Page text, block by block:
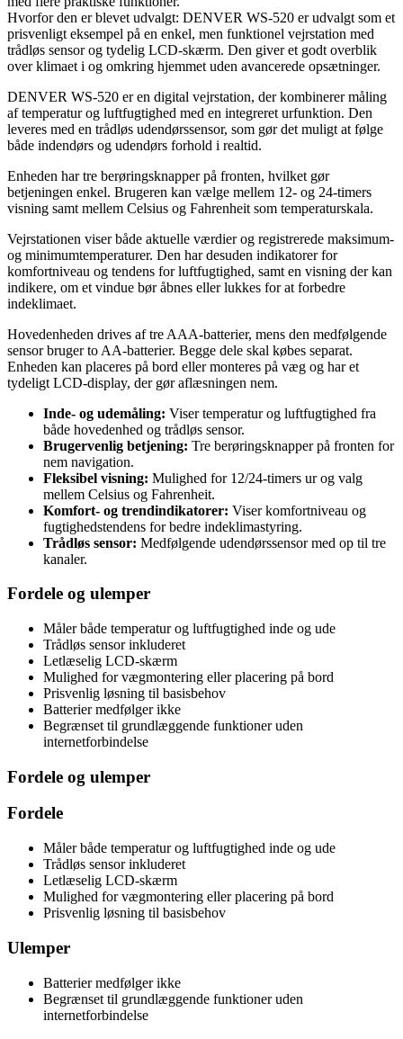
Hvorfor den er blevet udvalgt: DENVER WS-520 er udvalgt som et
prisvenligt eksempel på en enkel, men funktionel vejrstation med
trådløs sensor og tydelig LCD-skærm. Den giver et godt overblik
over klimaet i og omkring hjemmet uden avancerede opsætninger.
DENVER WS-520 er en digital vejrstation, der kombinerer måling
af temperatur og luftfugtighed med en integreret urfunktion. Den
leveres med en trådløs udendørssensor, som gør det muligt at følge
både indendørs og udendørs forhold i realtid.
Enheden har tre berøringsknapper på fronten, hvilket gør
betjeningen enkel. Brugeren kan vælge mellem 12- og 24-timers
visning samt mellem Celsius og Fahrenheit som temperaturskala.
Vejrstationen viser både aktuelle værdier og registrerede maksimum-
og minimumtemperaturer. Den har desuden indikatorer for
komfortniveau og tendens for luftfugtighed, samt en visning der kan
indikere, om et vindue bør åbnes eller lukkes for at forbedre
indeklimaet.
Hovedenheden drives af tre AAA-batterier, mens den medfølgende
sensor bruger to AA-batterier. Begge dele skal købes separat.
Enheden kan placeres på bord eller monteres på væg og har et
tydeligt LCD-display, der gør aflæsningen nem.
Inde- og udemåling: Viser temperatur og luftfugtighed fra
både hovedenhed og trådløs sensor.
Brugervenlig betjening: Tre berøringsknapper på fronten for
nem navigation.
Fleksibel visning: Mulighed for 12/24-timers ur og valg
mellem Celsius og Fahrenheit.
Komfort- og trendindikatorer: Viser komfortniveau og
fugtighedstendens for bedre indeklimastyring.
Trådløs sensor: Medfølgende udendørssensor med op til tre
kanaler.
Fordele og ulemper
Måler både temperatur og luftfugtighed inde og ude
Trådløs sensor inkluderet
Letlæselig LCD-skærm
Mulighed for vægmontering eller placering på bord
Prisvenlig løsning til basisbehov
Batterier medfølger ikke
Begrænset til grundlæggende funktioner uden
internetforbindelse
Fordele og ulemper
Fordele
Måler både temperatur og luftfugtighed inde og ude
Trådløs sensor inkluderet
Letlæselig LCD-skærm
Mulighed for vægmontering eller placering på bord
Prisvenlig løsning til basisbehov
Ulemper
Batterier medfølger ikke
Begrænset til grundlæggende funktioner uden
internetforbindelse